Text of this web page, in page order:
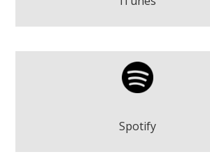
Spotify
De la mano - Roger Argemí